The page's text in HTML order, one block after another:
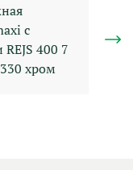
с
400 7
хром